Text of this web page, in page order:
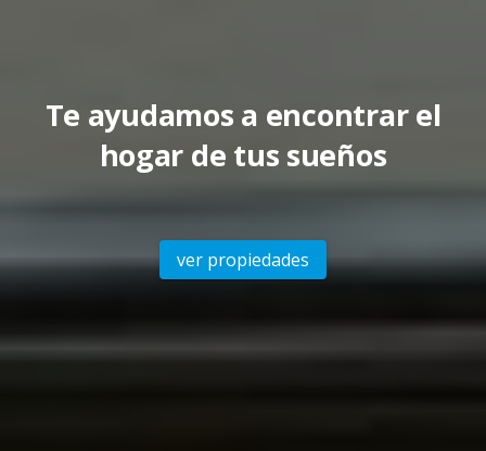
Te ayudamos a encontrar el
hogar de tus sueños
ver propiedades